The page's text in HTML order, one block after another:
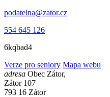
podatelna@zator.cz
554 645 126
6kqbad4
Verze pro seniory Mapa webu
adresa Obec Zátor,
Zátor 107
793 16 Zátor